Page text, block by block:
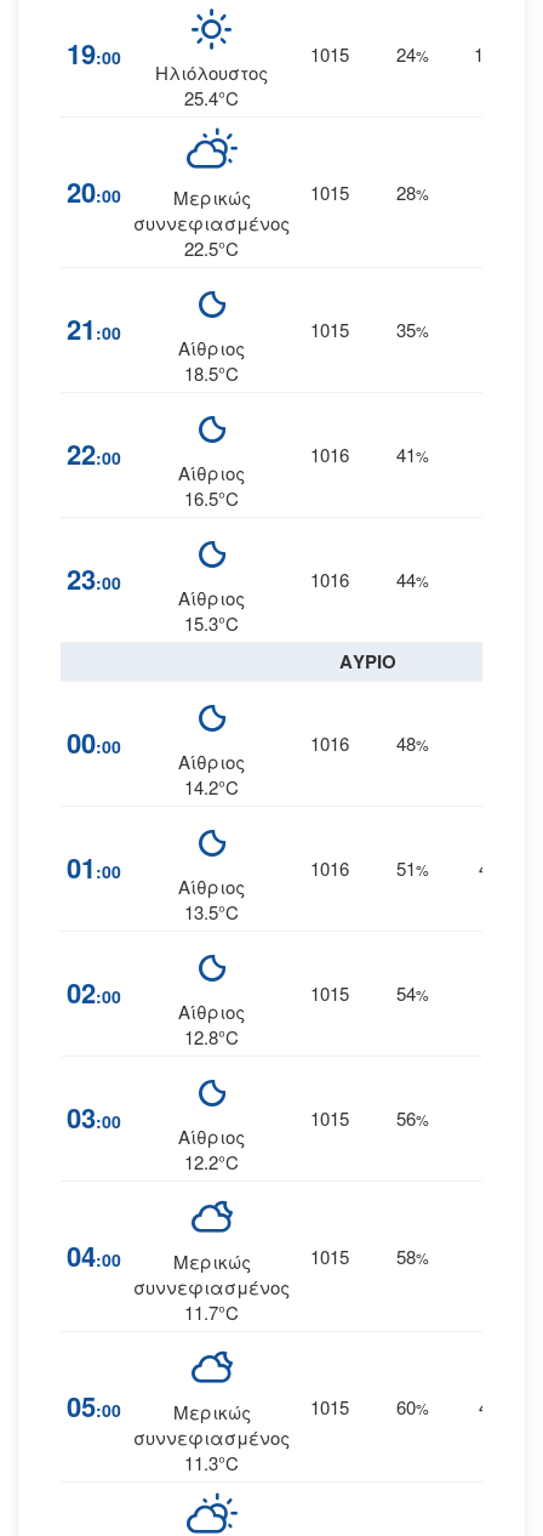
19:00
Ηλιόλουστος
25.4°C
1015 24% 15
20:00
Μερικώς
συννεφιασμένος
22.5°C
1015 28%
21 :00
Αίθριος
18.5°C
1015 35%
22:00
Αίθριος
16.5°C
1016 41%
23:00
Αίθριος
15.3°C
1016 44%
ΑΥΡΙΟ
00:00
Αίθριος
14.2°C
1016 48%
01 :00
Αίθριος
13.5°C
1016 51% 4
02:00
Αίθριος
12.8°C
1015 54%
03:00
Αίθριος
12.2°C
1015 56%
04:00
Μερικώς
συννεφιασμένος
11.7°C
1015 58%
05:00
Μερικώς
συννεφιασμένος
11.3°C
1015 60% 4